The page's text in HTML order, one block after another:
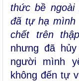
thức bề
đã tự hạ mình
chết trên
nhưng đã
người mình
không đến tự